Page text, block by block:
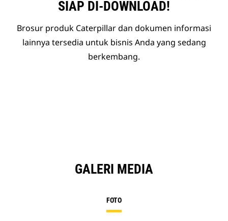
SIAP DI-DOWNLOAD!
Brosur produk Caterpillar dan dokumen informasi
lainnya tersedia untuk bisnis Anda yang sedang
berkembang.
GALERI MEDIA
FOTO